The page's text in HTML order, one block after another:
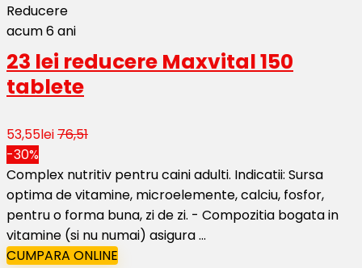
Reducere
acum 6 ani
23 lei reducere Maxvital 150
tablete
53,55lei76,51
-30%
Complex nutritiv pentru caini adulti. Indicatii: Sursa
optima de vitamine, microelemente, calciu, fosfor,
pentru o forma buna, zi de zi. - Compozitia bogata in
vitamine (si nu numai) asigura ...
CUMPARA ONLINE